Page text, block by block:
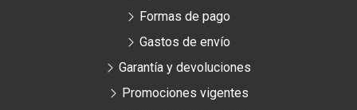
Formas de pago
Gastos de envío
Garantía y devoluciones
Promociones vigentes